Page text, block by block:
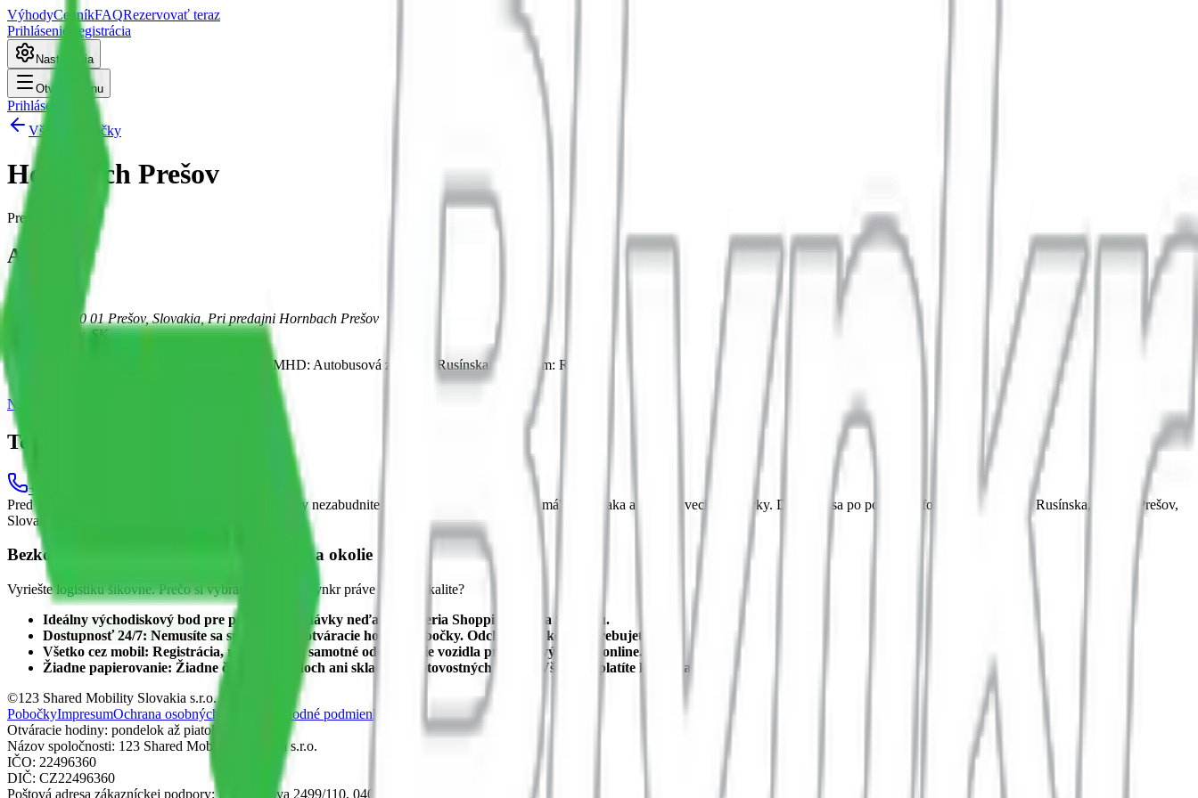
VýhodyCenníkFAQRezervovať teraz
Prihlásenie
Registrácia
Nastavenia
Otvoriť menu
Prihlásenie
Všetky pobočky
Hornbach Prešov
Prešov
Adresa
Rusínska, 080 01 Prešov, Slovakia, Pri predajni Hornbach Prešov
Prešov, SK
📍 Kde sme: Pri predajni Hornbach Prešov. 🚌 MHD: Autobusová zastávka Rusínska. 🚗 Autom: Rusínska.
Navigovať
Telefón
+421 800 221 123
Pred vyhotovením fotografií PO VRÁTENÍ dodávky nezabudnite vložiť kľúč (ak ho dodávka má) do držiaka a vziať si veci z dodávky. Dodávka sa po poslednej fotografii uzamkne! Rusínska, 080 01 Prešov,
Slovakia
Bezkontaktná požičovňa dodávok Prešov a okolie
Vyriešte logistiku šikovne. Prečo si vybrať dodávku Blynkr práve v tejto lokalite?
Ideálny východiskový bod pre prenájom dodávky neďaleko Eperia Shopping Mall a Solivaru.
Dostupnosť 24/7: Nemusíte sa spoliehať na otváracie hodiny pobočky. Odchádzate, kedy potrebujete.
Všetko cez mobil: Registrácia, rezervácia aj samotné odomknutie vozidla prebieha výhradne online.
Žiadne papierovanie: Žiadne čakanie v radoch ani skladanie hotovostných kaucií. Všetko zaplatíte kartou a idete.
©123 Shared Mobility Slovakia s.r.o.
PobočkyImpresumOchrana osobných údajov
Obchodné podmienky
Otváracie hodiny: pondelok až piatok 7:00-19:00
Názov spoločnosti: 123 Shared Mobility Slovakia s.r.o.
IČO: 22496360
DIČ: CZ22496360
Poštová adresa zákazníckej podpory: Rastislavova 2499/110, 040 01 Košice, Slovensko